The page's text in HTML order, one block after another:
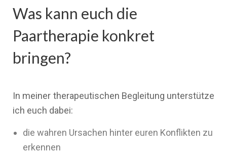
Was kann euch die
Paartherapie konkret
bringen?
In meiner therapeutischen Begleitung unterstütze
ich euch dabei:
die wahren Ursachen hinter euren Konflikten zu
erkennen